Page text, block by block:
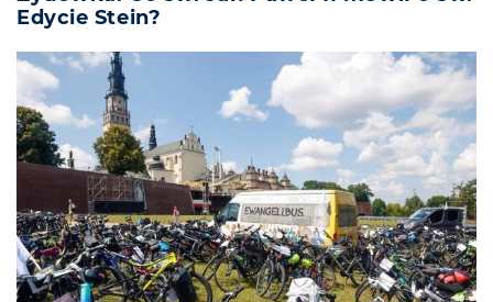
Edycie Stein?